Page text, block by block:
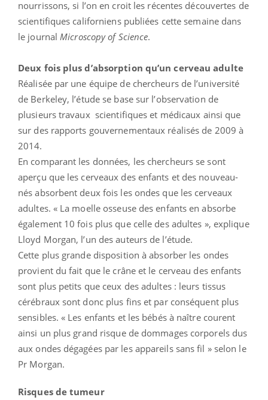
nourrissons, si l’on en croit les récentes découvertes de
scientifiques californiens publiées cette semaine dans
le journal Microscopy of Science.
Deux fois plus d’absorption qu’un cerveau adulte
Réalisée par une équipe de chercheurs de l’université
de Berkeley, l’étude se base sur l’observation de
plusieurs travaux scientifiques et médicaux ainsi que
sur des rapports gouvernementaux réalisés de 2009 à
2014.
En comparant les données, les chercheurs se sont
aperçu que les cerveaux des enfants et des nouveau-
nés absorbent deux fois les ondes que les cerveaux
adultes. « La moelle osseuse des enfants en absorbe
également 10 fois plus que celle des adultes », explique
Lloyd Morgan, l’un des auteurs de l’étude.
Cette plus grande disposition à absorber les ondes
provient du fait que le crâne et le cerveau des enfants
sont plus petits que ceux des adultes : leurs tissus
cérébraux sont donc plus fins et par conséquent plus
sensibles. « Les enfants et les bébés à naître courent
ainsi un plus grand risque de dommages corporels dus
aux ondes dégagées par les appareils sans fil » selon le
Pr Morgan.
Risques de tumeur